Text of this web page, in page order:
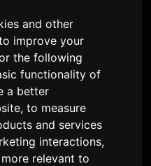
and other
improve your
the following
functionality of
a better
,to measure
and services
interactions,
relevant to
অর লেডি ৩'-এর
থেকে অনুবাদিত